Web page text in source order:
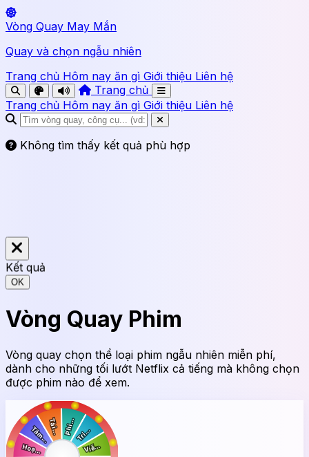
Vòng Quay May Mắn
Quay và chọn ngẫu nhiên
Trang chủ Hôm nay ăn gì Giới thiệu Liên hệ
Trang chủ
Trang chủ Hôm nay ăn gì Giới thiệu Liên hệ
Không tìm thấy kết quả phù hợp
Kết quả
OK
Vòng Quay Phim
Vòng quay chọn thể loại phim ngẫu nhiên miễn phí,
dành cho những tối lướt Netflix cả tiếng mà không chọn
được phim nào để xem.